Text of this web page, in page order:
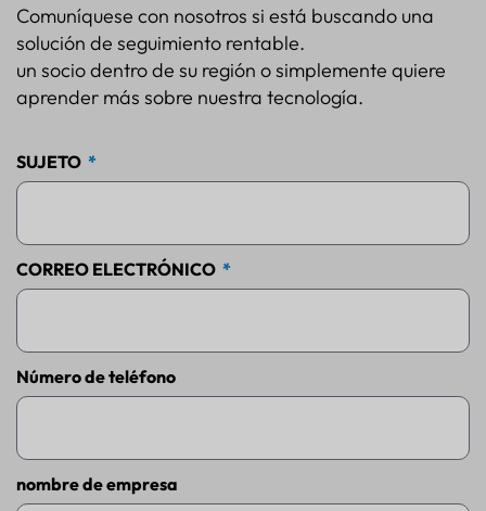
Comuníquese con nosotros si está buscando una
solución de seguimiento rentable.
un socio dentro de su región o simplemente quiere
aprender más sobre nuestra tecnología.
SUJETO
CORREO ELECTRÓNICO
Número de teléfono
nombre de empresa